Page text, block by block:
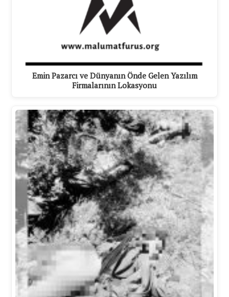
Emin Pazarcı ve Dünyanın Önde Gelen Yazılım
Firmalarının Lokasyonu